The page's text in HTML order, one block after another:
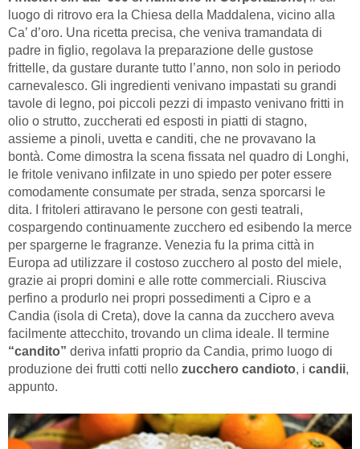
luogo di ritrovo era la Chiesa della Maddalena, vicino alla
Ca’ d’oro. Una ricetta precisa, che veniva tramandata di
padre in figlio, regolava la preparazione delle gustose
frittelle, da gustare durante tutto l’anno, non solo in periodo
carnevalesco. Gli ingredienti venivano impastati su grandi
tavole di legno, poi piccoli pezzi di impasto venivano fritti in
olio o strutto, zuccherati ed esposti in piatti di stagno,
assieme a pinoli, uvetta e canditi, che ne provavano la
bontà. Come dimostra la scena fissata nel quadro di Longhi,
le fritole venivano infilzate in uno spiedo per poter essere
comodamente consumate per strada, senza sporcarsi le
dita. I fritoleri attiravano le persone con gesti teatrali,
cospargendo continuamente zucchero ed esibendo la merce
per spargerne le fragranze. Venezia fu la prima città in
Europa ad utilizzare il costoso zucchero al posto del miele,
grazie ai propri domini e alle rotte commerciali. Riusciva
perfino a produrlo nei propri possedimenti a Cipro e a
Candia (isola di Creta), dove la canna da zucchero aveva
facilmente attecchito, trovando un clima ideale. Il termine
“candito” deriva infatti proprio da Candia, primo luogo di
produzione dei frutti cotti nello zucchero candioto, i candii,
appunto.